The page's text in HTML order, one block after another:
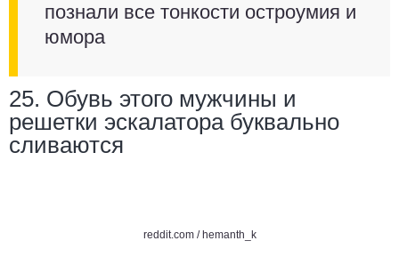
познали все тонкости остроумия и
юмора
25. Обувь этого мужчины и
решетки эскалатора буквально
сливаются
reddit.com / hemanth_k